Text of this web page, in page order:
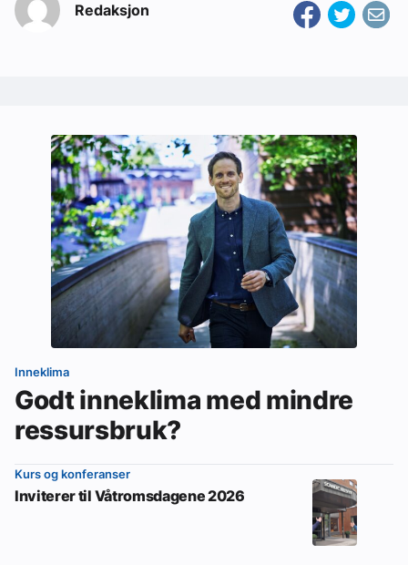
Redaksjon
Inneklima
Godt inneklima med mindre
ressursbruk?
Kurs og konferanser
Inviterer til Våtromsdagene 2026